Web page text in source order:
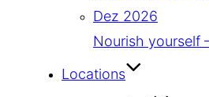
Dez 2026
Nourish yourself
Locations